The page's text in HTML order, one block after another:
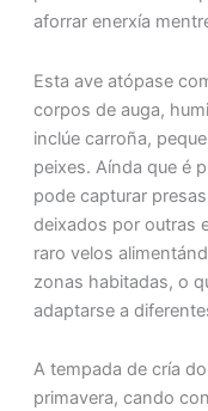
aforrar enerxía
Esta ave atópase
corpos de auga,
inclúe carroña,
peixes. Aínda que é
pode capturar
deixados por outras
raro velos
zonas habitadas, o
adaptarse a
A tempada de cría
primavera, cando